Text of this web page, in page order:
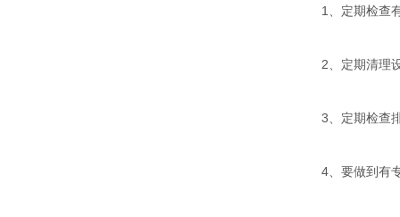
1、定期检查有
2、定期清理设
3、定期检查排
4、要做到有专